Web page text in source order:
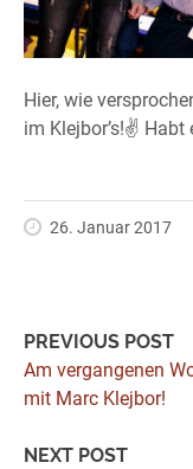
Hier, wie
im Klejbor’s!✌ Habt
26. Januar 2017
PREVIOUS POST
Am vergangenen
mit Marc Klejbor!
NEXT POST